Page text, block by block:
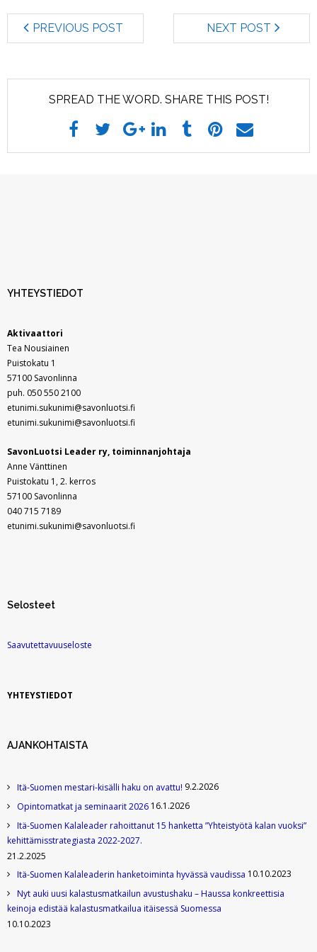
Hankehakijalle
- Yhteistyössä kalan vuoksi strategia 2022 –
- Tuen hakeminen
Rahoitetut hankkeet
PREVIOUS POST NEXT POST
SPREAD THE WORD. SHARE THIS POST!
YHTEYSTIEDOT
Aktivaattori
Tea Nousiainen
Puistokatu 1
57100 Savonlinna
puh. 050 550 2100
etunimi.sukunimi@savonluotsi.fi
etunimi.sukunimi@savonluotsi.fi
SavonLuotsi Leader ry, toiminnanjohtaja
Anne Vänttinen
Puistokatu 1, 2. kerros
57100 Savonlinna
040 715 7189
etunimi.sukunimi@savonluotsi.fi
Selosteet
Saavutettavuuseloste
YHTEYSTIEDOT
AJANKOHTAISTA
Itä-Suomen mestari-kisälli haku on avattu! 9.2.2026
Opintomatkat ja seminaarit 2026 16.1.2026
Itä-Suomen Kalaleader rahoittanut 15 hanketta ”Yhteistyötä kalan vuoksi”
kehittämisstrategiasta 2022-2027.
21.2.2025
Itä-Suomen Kalaleaderin hanketoiminta hyvässä vaudissa 10.10.2023
Nyt auki uusi kalastusmatkailun avustushaku – Haussa konkreettisia
keinoja edistää kalastusmatkailua itäisessä Suomessa
10.10.2023